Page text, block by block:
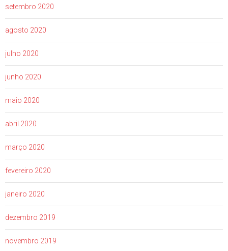
setembro 2020
agosto 2020
julho 2020
junho 2020
maio 2020
abril 2020
março 2020
fevereiro 2020
janeiro 2020
dezembro 2019
novembro 2019